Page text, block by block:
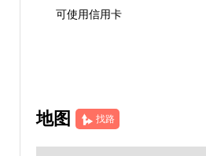
可使用信用卡
地图 找路